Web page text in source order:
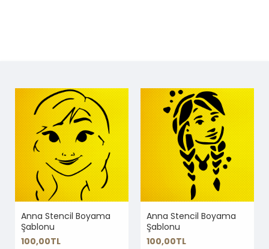
Anna Stencil Boyama
Şablonu
100,00TL
Anna Stencil Boyama
Şablonu
100,00TL